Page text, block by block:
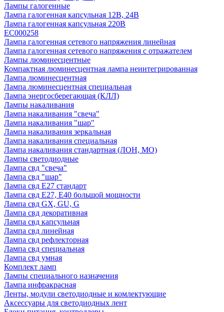
Лампы галогенные
Лампа галогенная капсульная 12В, 24В
Лампа галогенная капсульная 220В
EC000258
Лампа галогенная сетевого напряжения линейная
Лампа галогенная сетевого напряжения с отражателем
Лампы люминесцентные
Компактная люминесцентная лампа неинтегрированная
Лампа люминесцентная
Лампа люминесцентная специальная
Лампа энергосберегающая (КЛЛ)
Лампы накаливания
Лампа накаливания "свеча"
Лампа накаливания "шар"
Лампа накаливания зеркальная
Лампа накаливания специальная
Лампа накаливания стандартная (ЛОН, МО)
Лампы светодиодные
Лампа свд "свеча"
Лампа свд "шар"
Лампа свд E27 стандарт
Лампа свд E27, Е40 большой мощности
Лампа свд GX, GU, G
Лампа свд декоративная
Лампа свд капсульная
Лампа свд линейная
Лампа свд рефлекторная
Лампа свд специальная
Лампа свд умная
Комплект ламп
Лампы специального назначения
Лампа инфракрасная
Ленты, модули светодиодные и комлектующие
Аксессуары для светодиодных лент